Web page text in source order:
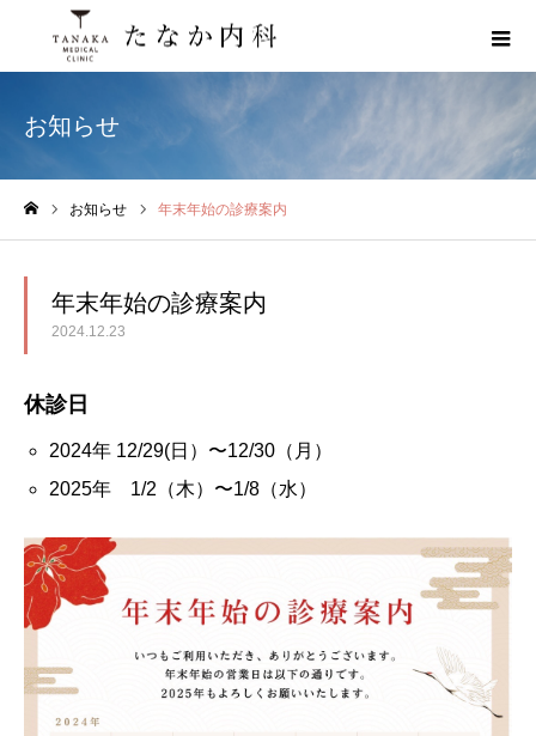
お知らせ
お知らせ 年末年始の診療案内
年末年始の診療案内
2024.12.23
休診日
2024年 12/29(日）〜12/30（月）
2025年 1/2（木）〜1/8（水）